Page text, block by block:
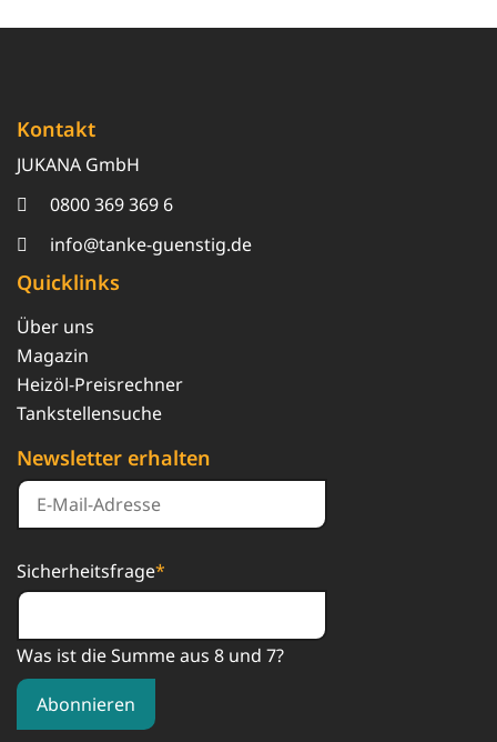
Kontakt
JUKANA GmbH
0800 369 369 6
info@tanke-guenstig.de
Quicklinks
Über uns
Magazin
Heizöl-Preisrechner
Tankstellensuche
Newsletter erhalten
Sicherheitsfrage*
Was ist die Summe aus 8 und 7?
Abonnieren